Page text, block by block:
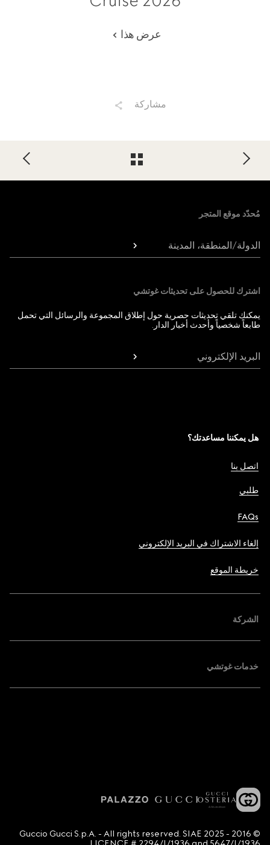
عرض هذا
مشاركة
Footer
مُحدّد موقع المتجر
الدولة/المنطقة، المدينة
اشترك للحصول على تحديثات غوتشي
يمكنك تلقي تحديثات حصرية حول إطلاق المجموعة والرسائل التي تحمل
طابعاً شخصياً وأحدث أخبار الدار.
البريد الإلكتروني
هل يمكننا مساعدتك؟
اتصل بنا
طلبي
FAQs
إلغاء الاشتراك في البريد الإلكتروني
خريطة الموقع
الشركة
خدمات غوتشي
© 2016 - 2025 Guccio Gucci S.p.A. - All rights reserved. SIAE